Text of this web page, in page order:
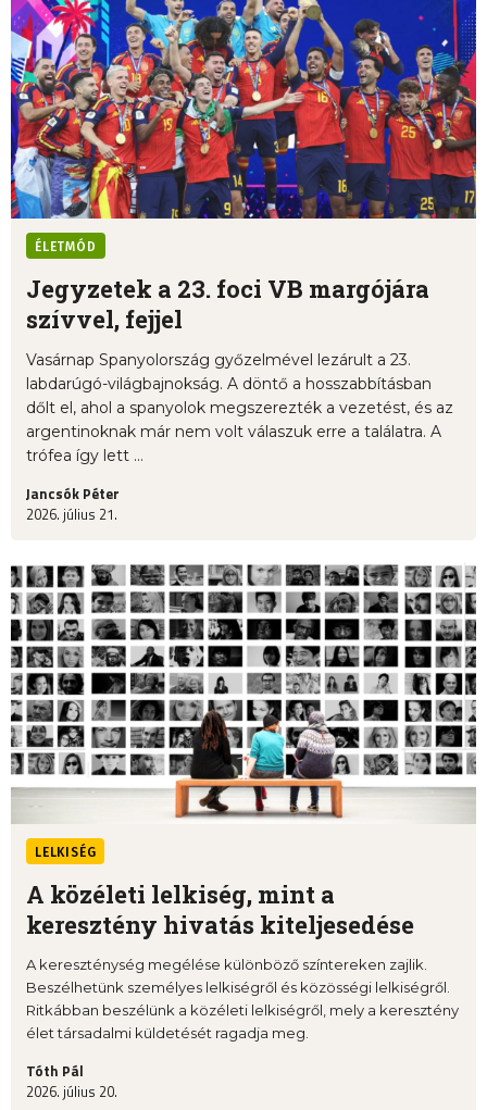
ÉLETMÓD
Jegyzetek a 23. foci VB margójára
szívvel, fejjel
Vasárnap Spanyolország győzelmével lezárult a 23.
labdarúgó-világbajnokság. A döntő a hosszabbításban
dőlt el, ahol a spanyolok megszerezték a vezetést, és az
argentinoknak már nem volt válaszuk erre a találatra. A
trófea így lett ...
Jancsók Péter
2026. július 21.
LELKISÉG
A közéleti lelkiség, mint a
keresztény hivatás kiteljesedése
A kereszténység megélése különböző színtereken zajlik.
Beszélhetünk személyes lelkiségről és közösségi lelkiségről.
Ritkábban beszélünk a közéleti lelkiségről, mely a keresztény
élet társadalmi küldetését ragadja meg.
Tóth Pál
2026. július 20.